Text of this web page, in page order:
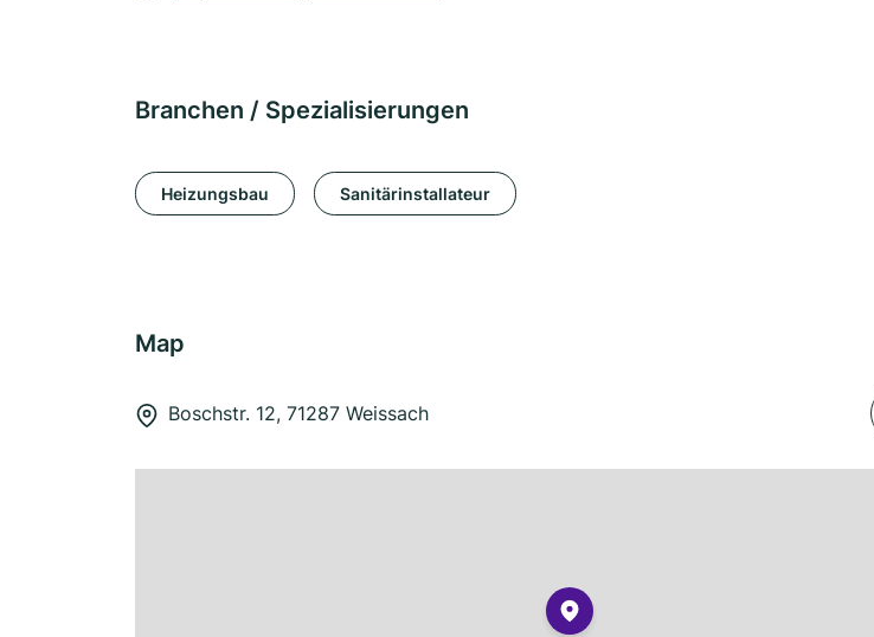
Branchen / Spezialisierungen
Heizungsbau Sanitärinstallateur
Map
Boschstr. 12, 71287 Weissach